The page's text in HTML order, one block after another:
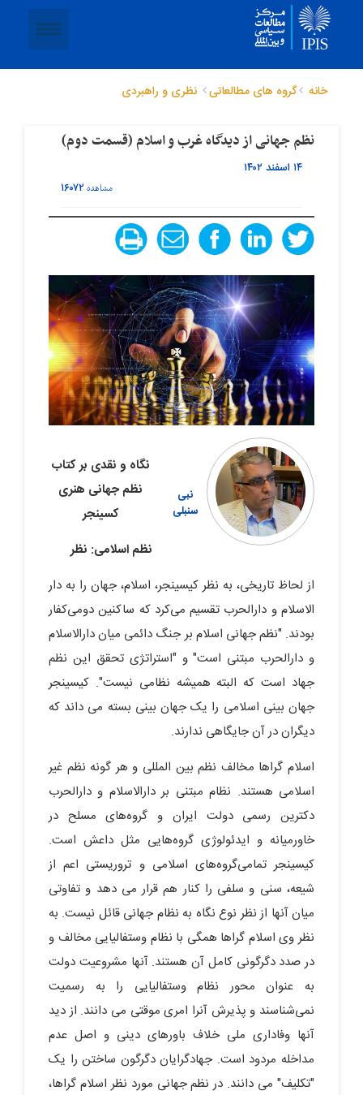
خانه گروه های مطالعاتی نظری و راهبردی
نظم جهانی از دیدگاه غرب و اسلام (قسمت دوم)
۱۴ اسفند ۱۴۰۲
مشاهده ۱۶۰۷۲
نبی
سنبلی
نگاه و نقدی بر کتاب
نظم جهانی هنری
کسینجر
نظم اسلامی: نظر
از لحاظ تاریخی، به نظر کیسینجر، اسلام، جهان را به دار
الاسلام و دارالحرب تقسیم می‌کرد که ساکنین دومی‌کفار
بودند. "نظم جهانی اسلام بر جنگ دائمی میان دارالاسلام
و دارالحرب مبتنی است" و "استراتژی تحقق این نظم
جهاد است که البته همیشه نظامی نیست". کیسینجر
جهان بینی اسلامی را یک جهان بینی بسته می داند که
دیگران در آن جایگاهی ندارند.
اسلام گراها مخالف نظم بین المللی و هر گونه نظم غیر
اسلامی هستند. نظام مبتنی بر دارالاسلام و دارالحرب
دکترین رسمی دولت ایران و گروه‌های مسلح در
خاورمیانه و ایدئولوژی گروه‌هایی مثل داعش است.
کیسینجر تمامی‌گروه‌های اسلامی و تروریستی اعم از
شیعه، سنی و سلفی را کنار هم قرار می دهد و تفاوتی
میان آنها از نظر نوع نگاه به نظام جهانی قائل نیست. به
نظر وی اسلام گراها همگی با نظام وستفالیایی مخالف و
در صدد دگرگونی کامل آن هستند. آنها مشروعیت دولت
به عنوان محور نظام وستفالیایی را به رسمیت
نمی‌شناسند و پذیرش آنرا امری موقتی می دانند. از دید
آنها وفاداری ملی خلاف باورهای دینی و اصل عدم
مداخله مردود است. جهادگرایان دگرگون ساختن را یک
"تکلیف" می دانند. در نظم جهانی مورد نظر اسلام گراها،